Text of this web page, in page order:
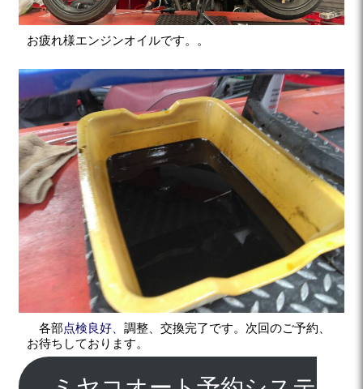
お疲れ様エンジンオイルです。。
各部点検良好、調整、交換完了です。次回のご予約、
お待ちしております。